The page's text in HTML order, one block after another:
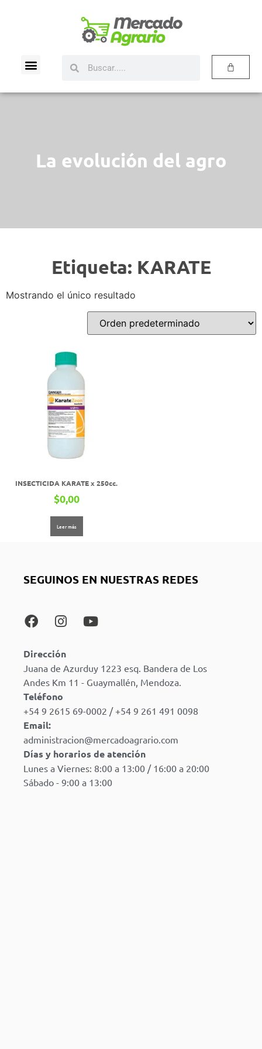
La evolución del agro
Etiqueta: KARATE
Mostrando el único resultado
INSECTICIDA KARATE x 250cc.
$0,00
Leer más
SEGUINOS EN NUESTRAS REDES
Dirección
Juana de Azurduy 1223 esq. Bandera de Los
Andes Km 11 - Guaymallén, Mendoza.
Teléfono
+54 9 2615 69-0002 / +54 9 261 491 0098
Email:
administracion@mercadoagrario.com
Días y horarios de atención
Lunes a Viernes: 8:00 a 13:00 / 16:00 a 20:00
Sábado - 9:00 a 13:00